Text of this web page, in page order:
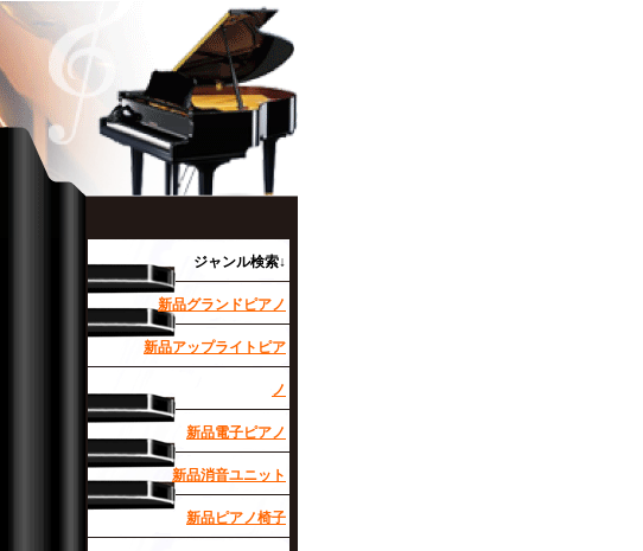
ジャンル検索↓
新品グランドピアノ
新品アップライトピア
ノ
新品電子ピアノ
新品消音ユニット
新品ピアノ椅子